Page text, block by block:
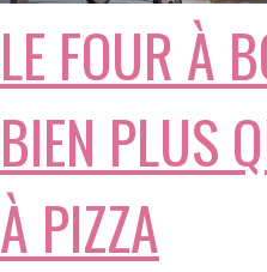
LE FOUR À
BIEN PLUS
À PIZZA